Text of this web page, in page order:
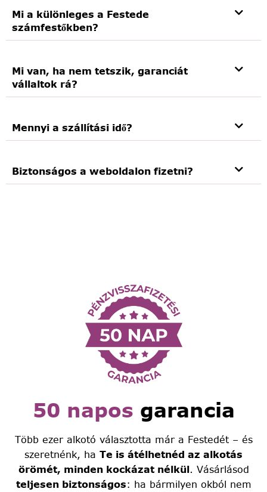
Mi a különleges a Festede
számfestőkben?
Mi van, ha nem tetszik, garanciát
vállaltok rá?
Mennyi a szállítási idő?
Biztonságos a weboldalon fizetni?
50 napos garancia
Több ezer alkotó választotta már a Festedét – és
szeretnénk, ha Te is átélhetnéd az alkotás
örömét, minden kockázat nélkül. Vásárlásod
teljesen biztonságos: ha bármilyen okból nem